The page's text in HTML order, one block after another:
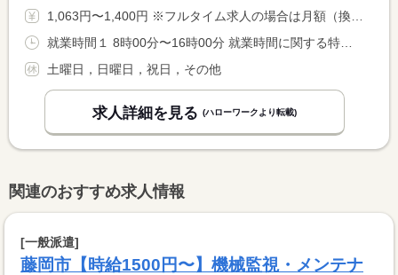
1,063円〜1,400円 ※フルタイム求人の場合は月額（換算額）、パート求人の場合は時間額を表示しています。
土曜日，日曜日，祝日，その他
求人詳細を見る (ハローワークより転載)
関連のおすすめ求人情報
[一般派遣]
藤岡市【時給1500円〜】機械監視・メンテナ